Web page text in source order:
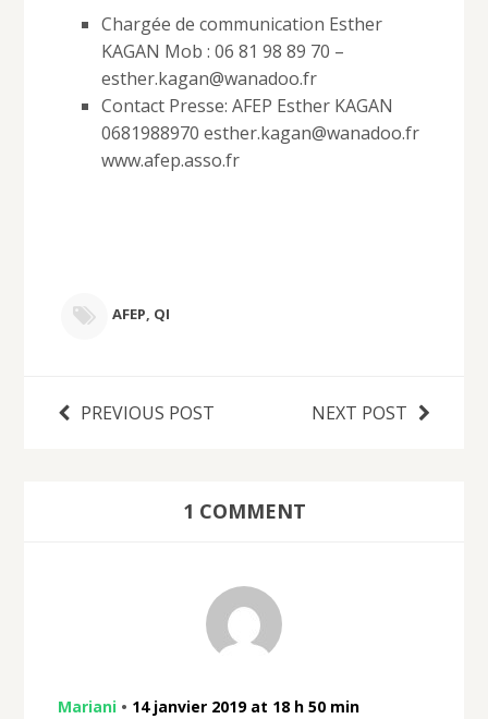
Chargée de communication Esther
KAGAN Mob : 06 81 98 89 70 –
esther.kagan@wanadoo.fr
Contact Presse: AFEP Esther KAGAN
0681988970 esther.kagan@wanadoo.fr
www.afep.asso.fr
AFEP, QI
PREVIOUS POST NEXT POST
1 COMMENT
Mariani• 14 janvier 2019 at 18 h 50 min